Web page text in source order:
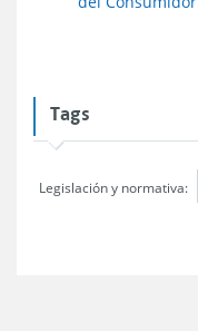
Tags
Legislación y normativa: